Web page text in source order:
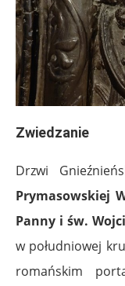
Zwiedzanie
Drzwi
Prymasowskiej
Panny i św.
w południowej
romańskim